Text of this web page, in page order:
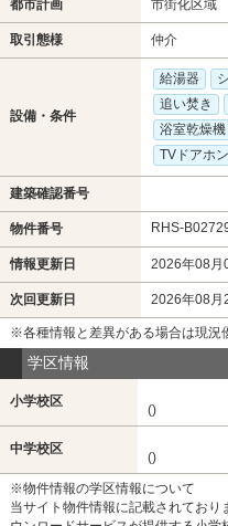
都市計画 市街化区域
取引態様 仲介
設備・条件
給湯器
追い焚き
浴室乾燥機
TVドアホン
建築確認番号
物件番号 RHS-
情報更新日 2026年08月
次回更新日 2026年08月
※各種情報と差異がある場合は現況
学区情報
小学校区
()
中学校区
()
※物件情報の学区情報について
当サイト物件情報に記載されてお